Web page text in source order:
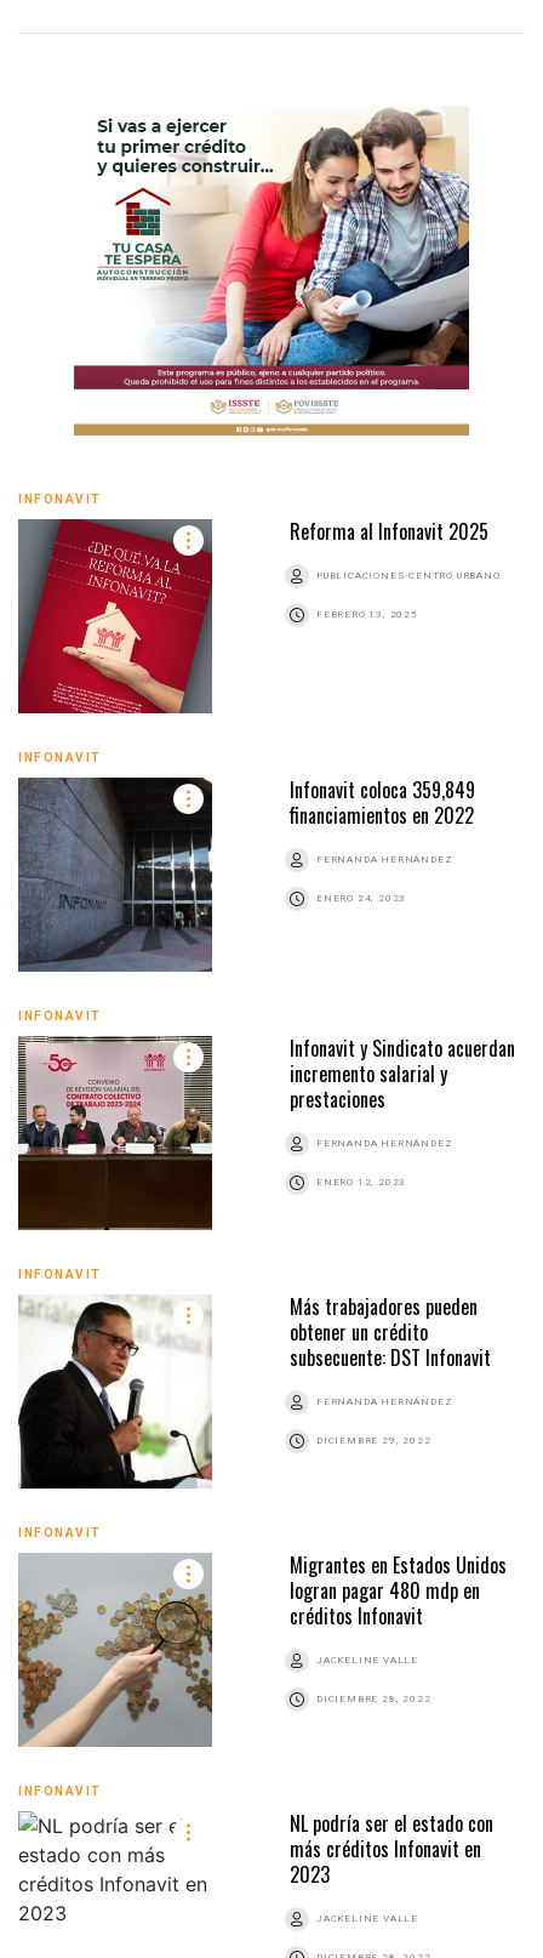
INFONAVIT
Reforma al Infonavit 2025
PUBLICACIONES CENTRO URBANO
FEBRERO 13, 2025
INFONAVIT
Infonavit coloca 359,849
financiamientos en 2022
FERNANDA HERNÁNDEZ
ENERO 24, 2023
INFONAVIT
Infonavit y Sindicato acuerdan
incremento salarial y
prestaciones
FERNANDA HERNÁNDEZ
ENERO 12, 2023
INFONAVIT
Más trabajadores pueden
obtener un crédito
subsecuente: DST Infonavit
FERNANDA HERNÁNDEZ
DICIEMBRE 29, 2022
INFONAVIT
Migrantes en Estados Unidos
logran pagar 480 mdp en
créditos Infonavit
JACKELINE VALLE
DICIEMBRE 28, 2022
INFONAVIT
NL podría ser el estado con
más créditos Infonavit en
2023
JACKELINE VALLE